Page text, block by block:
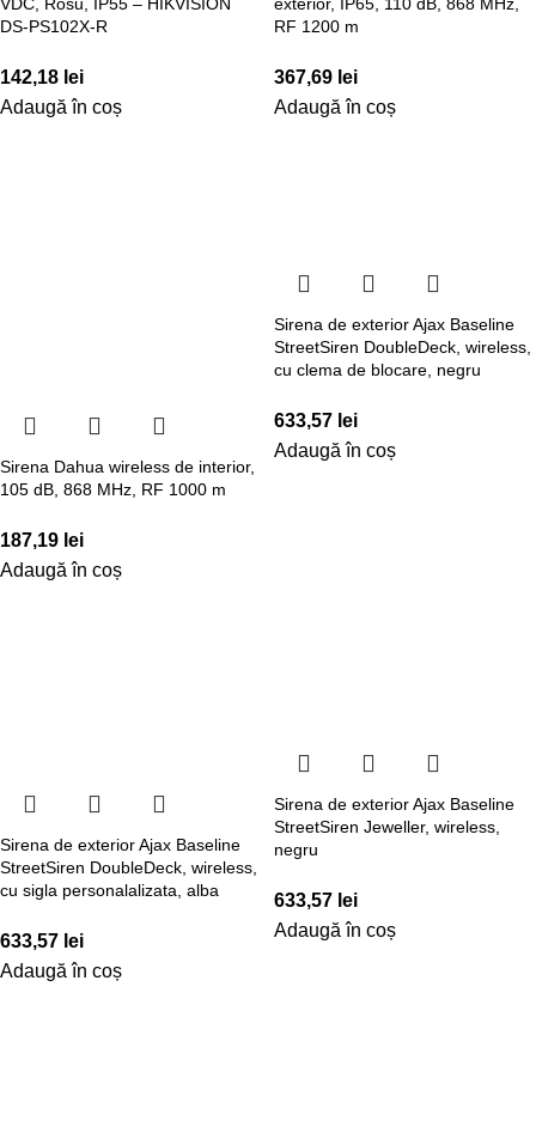
DS-PS102X-R
142,18 lei
Adaugă în coș
RF 1200 m
367,69 lei
Adaugă în coș
Sirena Dahua wireless de interior,
105 dB, 868 MHz, RF 1000 m
187,19 lei
Adaugă în coș
Sirena de exterior Ajax Baseline
StreetSiren DoubleDeck, wireless,
cu clema de blocare, negru
633,57 lei
Adaugă în coș
Sirena de exterior Ajax Baseline
StreetSiren DoubleDeck, wireless,
cu sigla personalalizata, alba
633,57 lei
Adaugă în coș
Sirena de exterior Ajax Baseline
StreetSiren Jeweller, wireless,
negru
633,57 lei
Adaugă în coș